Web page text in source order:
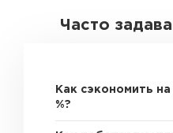
Часто
Как сэкономить
%?